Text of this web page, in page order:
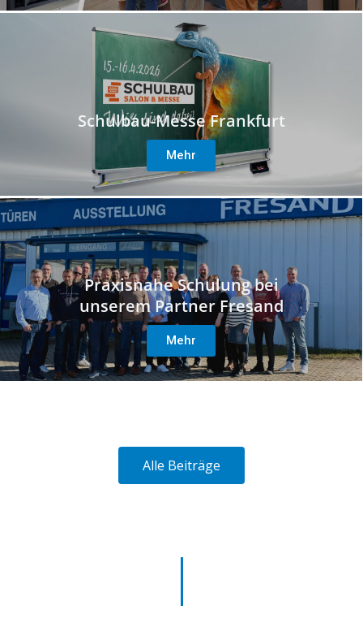
Schulbau-Messe Frankfurt
Mehr
Praxisnahe Schulung bei
unserem Partner Fresand
Mehr
Alle Beiträge